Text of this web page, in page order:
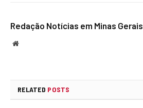
Redação Notícias em Minas Gerais
Website
RELATED POSTS